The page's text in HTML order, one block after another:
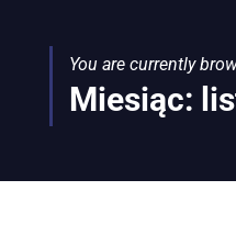
You are currently
Miesiąc: